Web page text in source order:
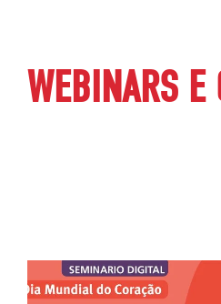
WEBINARS E